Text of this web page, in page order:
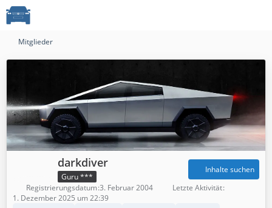
Mitglieder
darkdiver
Guru ***
Inhalte suchen
Registrierungsdatum 3. Februar 2004
Letzte Aktivität
1. Dezember 2025 um 22:39